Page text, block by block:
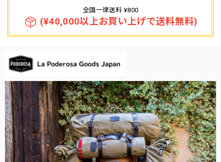
全国一律送料 ¥800
(¥40,000以上お買い上げで送料無料)